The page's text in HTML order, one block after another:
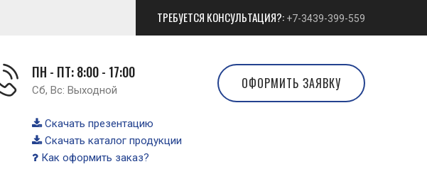
ТРЕБУЕТСЯ КОНСУЛЬТАЦИЯ?: +7-3439-399-559
ПН - ПТ: 8:00 - 17:00
Сб, Вс: Выходной
Скачать презентацию
Скачать каталог продукции
Как оформить заказ?
ОФОРМИТЬ ЗАЯВКУ